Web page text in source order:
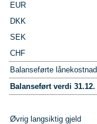
EUR
DKK
SEK
CHF
Balanseførte
Balanseført verdi 31.12.
Øvrig langsiktig gjeld